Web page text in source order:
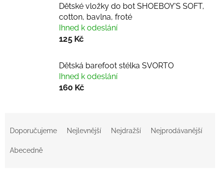
Dětské vložky do bot SHOEBOY'S SOFT,
cotton, bavlna, froté
Ihned k odeslání
125 Kč
Dětská barefoot stélka SVORTO
Ihned k odeslání
160 Kč
e
Doporučujeme Nejlevnější Nejdražší Nejprodávanější
Abecedně